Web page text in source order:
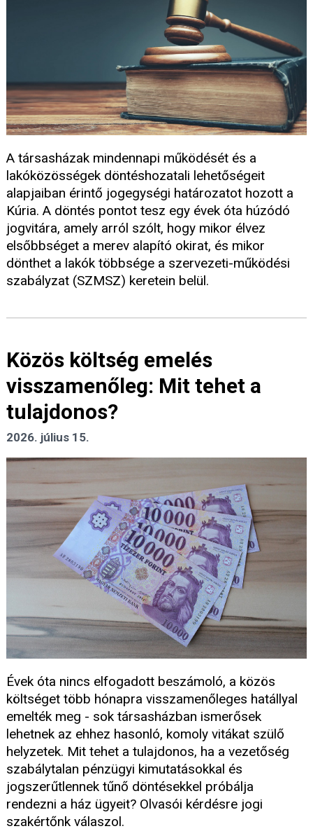
A társasházak mindennapi működését és a
lakóközösségek döntéshozatali lehetőségeit
alapjaiban érintő jogegységi határozatot hozott a
Kúria. A döntés pontot tesz egy évek óta húzódó
jogvitára, amely arról szólt, hogy mikor élvez
elsőbbséget a merev alapító okirat, és mikor
dönthet a lakók többsége a szervezeti-működési
szabályzat (SZMSZ) keretein belül.
Közös költség emelés
visszamenőleg: Mit tehet a
tulajdonos?
2026. július 15.
Évek óta nincs elfogadott beszámoló, a közös
költséget több hónapra visszamenőleges hatállyal
emelték meg - sok társasházban ismerősek
lehetnek az ehhez hasonló, komoly vitákat szülő
helyzetek. Mit tehet a tulajdonos, ha a vezetőség
szabálytalan pénzügyi kimutatásokkal és
jogszerűtlennek tűnő döntésekkel próbálja
rendezni a ház ügyeit? Olvasói kérdésre jogi
szakértőnk válaszol.